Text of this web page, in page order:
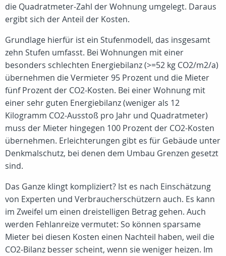
die Quadratmeter-Zahl der Wohnung umgelegt. Daraus
ergibt sich der Anteil der Kosten.
Grundlage hierfür ist ein Stufenmodell, das insgesamt
zehn Stufen umfasst. Bei Wohnungen mit einer
besonders schlechten Energiebilanz (>=52 kg CO2/m2/a)
übernehmen die Vermieter 95 Prozent und die Mieter
fünf Prozent der CO2-Kosten. Bei einer Wohnung mit
einer sehr guten Energiebilanz (weniger als 12
Kilogramm CO2-Ausstoß pro Jahr und Quadratmeter)
muss der Mieter hingegen 100 Prozent der CO2-Kosten
übernehmen. Erleichterungen gibt es für Gebäude unter
Denkmalschutz, bei denen dem Umbau Grenzen gesetzt
sind.
Das Ganze klingt kompliziert? Ist es nach Einschätzung
von Experten und Verbraucherschützern auch. Es kann
im Zweifel um einen dreistelligen Betrag gehen. Auch
werden Fehlanreize vermutet: So können sparsame
Mieter bei diesen Kosten einen Nachteil haben, weil die
CO2-Bilanz besser scheint, wenn sie weniger heizen. Im